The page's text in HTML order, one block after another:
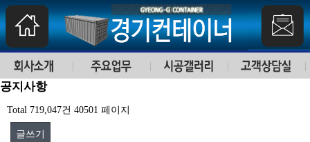
공지사항
Total 719,047건 40501 페이지
글쓰기